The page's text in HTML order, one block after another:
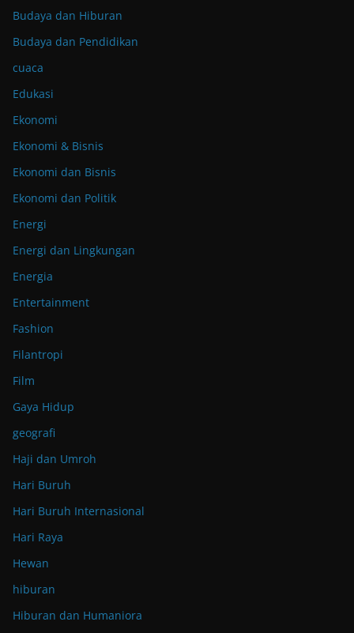
Budaya dan Hiburan
Budaya dan Pendidikan
cuaca
Edukasi
Ekonomi
Ekonomi & Bisnis
Ekonomi dan Bisnis
Ekonomi dan Politik
Energi
Energi dan Lingkungan
Energia
Entertainment
Fashion
Filantropi
Film
Gaya Hidup
geografi
Haji dan Umroh
Hari Buruh
Hari Buruh Internasional
Hari Raya
Hewan
hiburan
Hiburan dan Humaniora